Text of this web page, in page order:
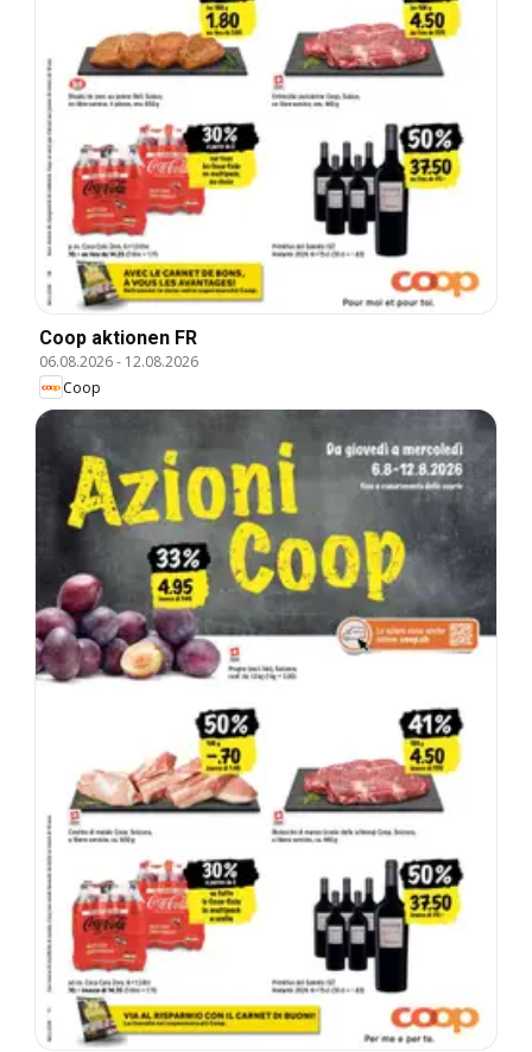
Coop aktionen FR
06.08.2026- 12.08.2026
Coop